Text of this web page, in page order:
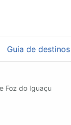
Guia de destinos
Foz do Iguaçu